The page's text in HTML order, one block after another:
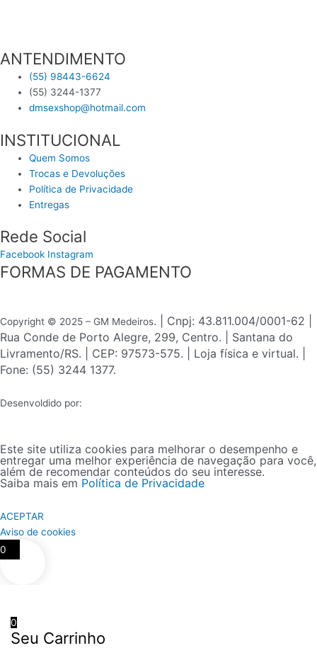
ANTENDIMENTO
(55) 98443-6624
(55) 3244-1377
dmsexshop@hotmail.com
INSTITUCIONAL
Quem Somos
Trocas e Devoluções
Política de Privacidade
Entregas
Rede Social
Facebook Instagram
FORMAS DE PAGAMENTO
Copyright © 2025 – GM Medeiros. | Cnpj: 43.811.004/0001-62 |
Rua Conde de Porto Alegre, 299, Centro. | Santana do
Livramento/RS. | CEP: 97573-575. | Loja física e virtual. |
Fone: (55) 3244 1377.
Desenvoldido por:
Este site utiliza cookies para melhorar o desempenho e
entregar uma melhor experiência de navegação para você,
além de recomendar conteúdos do seu interesse.
Saiba mais em Política de Privacidade
ACEPTAR
Aviso de cookies
0
0
Seu Carrinho